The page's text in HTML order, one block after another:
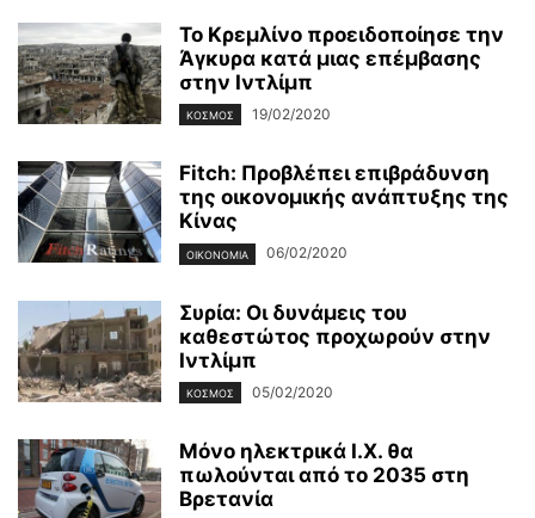
Το Κρεμλίνο προειδοποίησε την
Άγκυρα κατά μιας επέμβασης
στην Ιντλίμπ
ΚΌΣΜΟΣ 19/02/2020
Fitch: Προβλέπει επιβράδυνση
της οικονομικής ανάπτυξης της
Κίνας
ΟΙΚΟΝΟΜΊΑ 06/02/2020
Συρία: Οι δυνάμεις του
καθεστώτος προχωρούν στην
Ιντλίμπ
ΚΌΣΜΟΣ 05/02/2020
Μόνο ηλεκτρικά Ι.Χ. θα
πωλούνται από το 2035 στη
Βρετανία